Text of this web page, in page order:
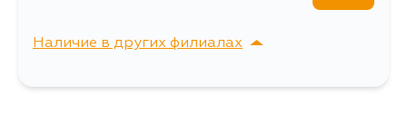
Наличие в других филиалах
г. Владивосток,